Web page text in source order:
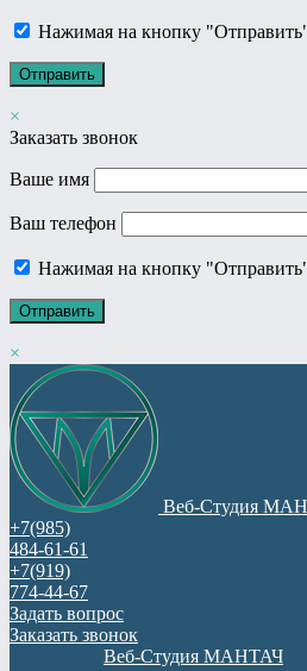
Нажимая на кнопку
×
Заказать звонок
Ваше имя
Ваш телефон
Нажимая на кнопку
×
Веб-Студия
+7(985)
484-61-61
+7(919)
774-44-67
Задать вопрос
Заказать звонок
Веб-Студия МАНТАЧ